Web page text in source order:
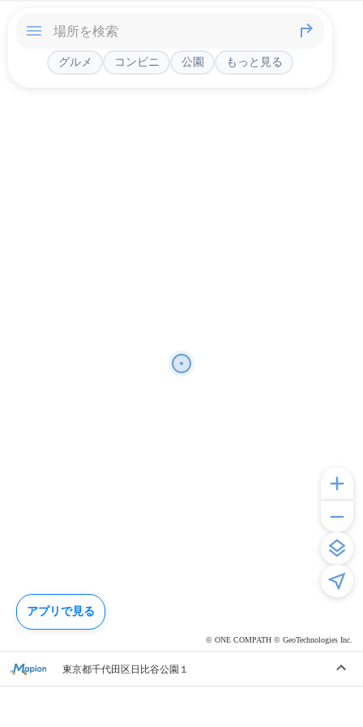
© ONE COMPATH © GeoTechnologies Inc.
グルメ コンビニ 公園 もっと見る
東京都千代田区日比谷公園１
アプリで見る